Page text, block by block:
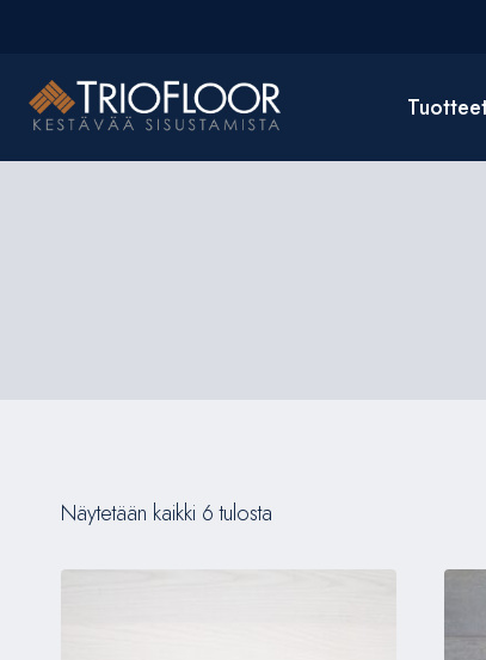
Näytetään kaikki 6 tulosta